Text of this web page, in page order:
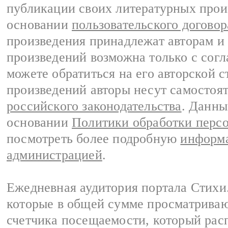
публикации своих литературных
основании пользовательского
произведения принадлежат авторам
произведений возможна только с
можете обратиться на его авторской
произведений авторы несут
российского законодательства.
основании Политики обработки
посмотреть более подробную
администрацией.
Ежедневная аудитория портала
которые в общей сумме
счетчика посещаемости, который